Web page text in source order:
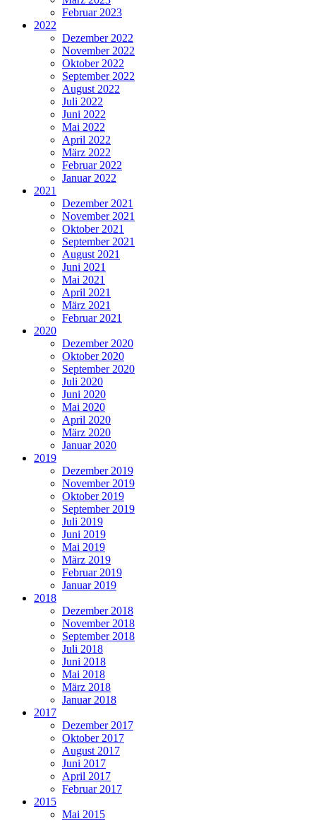
Februar 2023
2022
Dezember 2022
November 2022
Oktober 2022
September 2022
August 2022
Juli 2022
Juni 2022
Mai 2022
April 2022
März 2022
Februar 2022
Januar 2022
2021
Dezember 2021
November 2021
Oktober 2021
September 2021
August 2021
Juni 2021
Mai 2021
April 2021
März 2021
Februar 2021
2020
Dezember 2020
Oktober 2020
September 2020
Juli 2020
Juni 2020
Mai 2020
April 2020
März 2020
Januar 2020
2019
Dezember 2019
November 2019
Oktober 2019
September 2019
Juli 2019
Juni 2019
Mai 2019
März 2019
Februar 2019
Januar 2019
2018
Dezember 2018
November 2018
September 2018
Juli 2018
Juni 2018
Mai 2018
März 2018
Januar 2018
2017
Dezember 2017
Oktober 2017
August 2017
Juni 2017
April 2017
Februar 2017
2015
Mai 2015